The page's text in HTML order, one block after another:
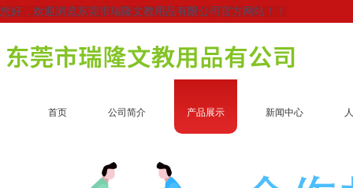
您好，欢迎浏览东莞市瑞隆文教用品有限公司官方网站！！
首页 公司简介 产品展示 新闻中心